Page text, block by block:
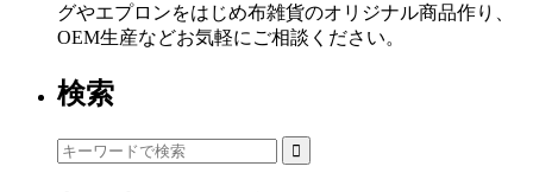
グやエプロンをはじめ布雑貨のオリジナル商品作り、
OEM生産などお気軽にご相談ください。
検索